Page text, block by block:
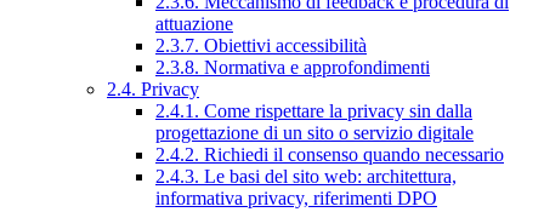
attuazione
2.3.7. Obiettivi accessibilità
2.3.8. Normativa e approfondimenti
2.4. Privacy
2.4.1. Come rispettare la privacy sin dalla
progettazione di un sito o servizio digitale
2.4.2. Richiedi il consenso quando necessario
2.4.3. Le basi del sito web: architettura,
informativa privacy, riferimenti DPO